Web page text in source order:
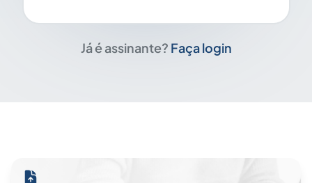
Já é assinante? Faça login